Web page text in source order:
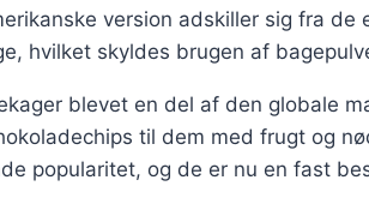
version adskiller sig fra
hvilket skyldes brugen af
blevet en del af den globale
til dem med frugt og
popularitet, og de er nu en fast